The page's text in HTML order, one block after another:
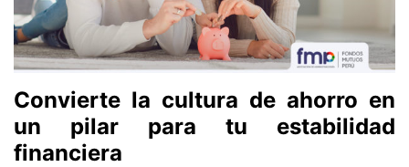
Convierte la cultura de ahorro en
un pilar para tu estabilidad
financiera